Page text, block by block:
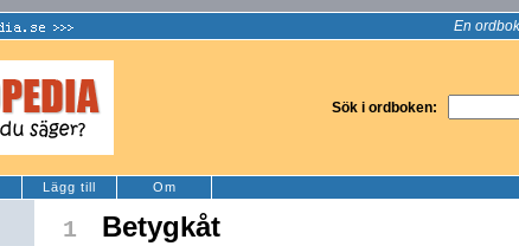
En
Sök i ordboken:
Lägg till Om
1 Betygkåt